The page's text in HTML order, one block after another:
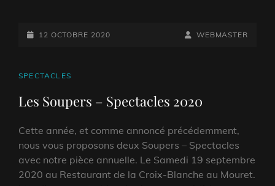
POSTED-
12 OCTOBRE 2020
BY
BYLINE
WEBMASTER
CAT
SPECTACLES
Les Soupers – Spectacles 2020
Cette année, et comme annoncé précédemment,
nous vous proposons deux Soupers – Spectacles
avec notre pièce annuelle. Le Samedi 19 septembre
2020 au Restaurant de la Croix-Blanche au Mouret.